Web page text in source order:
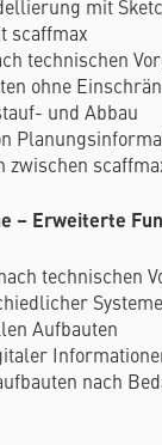
mit
scaffmax
technischen
ohne
und Abbau
zwischen
– Erweiterte
technischen
Aufbauten
nach